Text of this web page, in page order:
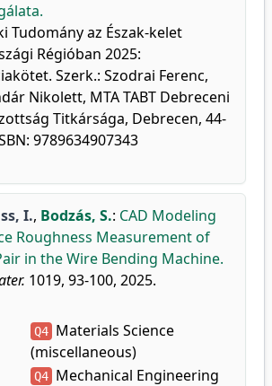
Tudomány az Észak-kelet
Régióban 2025:
Szerk.: Szodrai Ferenc,
Nikolett, MTA TABT Debreceni
Titkársága, Debrecen, 44-
9789634907343
I., Bodzás, S.: CAD Modeling
Roughness Measurement of
in the Wire Bending Machine.
1019, 93-100, 2025.
Q4 Materials Science
(miscellaneous)
Q4 Mechanical Engineering